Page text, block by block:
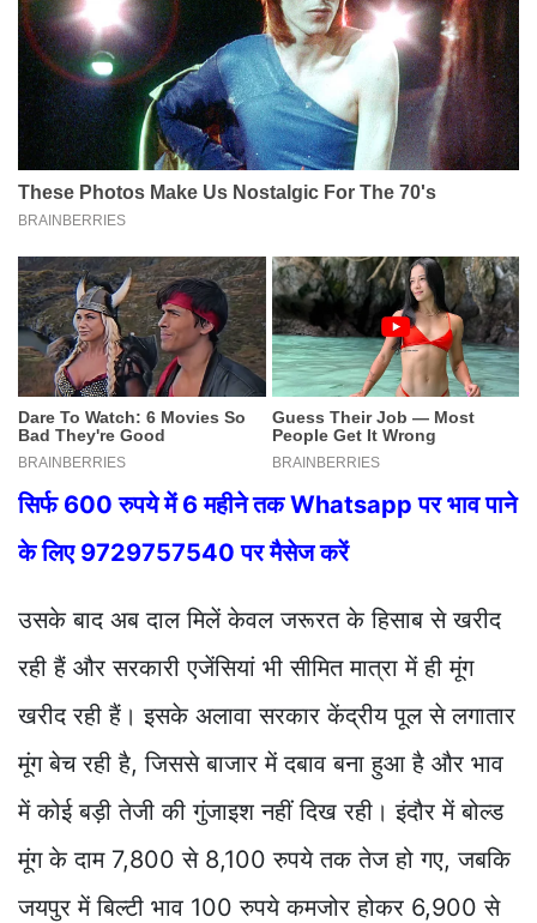
सिर्फ 600 रुपये में 6 महीने तक Whatsapp पर भाव पाने
के लिए 9729757540 पर मैसेज करें
उसके बाद अब दाल मिलें केवल जरूरत के हिसाब से खरीद
रही हैं और सरकारी एजेंसियां भी सीमित मात्रा में ही मूंग
खरीद रही हैं। इसके अलावा सरकार केंद्रीय पूल से लगातार
मूंग बेच रही है, जिससे बाजार में दबाव बना हुआ है और भाव
में कोई बड़ी तेजी की गुंजाइश नहीं दिख रही। इंदौर में बोल्ड
मूंग के दाम 7,800 से 8,100 रुपये तक तेज हो गए, जबकि
जयपुर में बिल्टी भाव 100 रुपये कमजोर होकर 6,900 से